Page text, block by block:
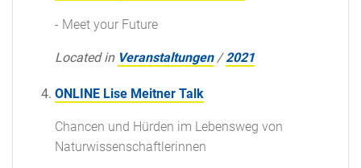
- Meet your Future
Located in Veranstaltungen /2021
ONLINE Lise Meitner Talk
Chancen und Hürden im Lebensweg von
Naturwissenschaftlerinnen